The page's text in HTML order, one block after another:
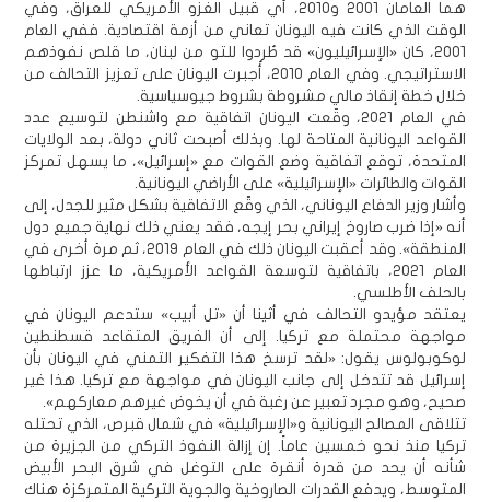
هما العامان 2001 و2010، أي قبيل الغزو الأمريكي للعراق، وفي
الوقت الذي كانت فيه اليونان تعاني من أزمة اقتصادية. ففي العام
2001، كان «الإسرائيليون» قد طُردوا للتو من لبنان، ما قلص نفوذهم
الاستراتيجي. وفي العام 2010، أُجبرت اليونان على تعزيز التحالف من
خلال خطة إنقاذ مالي مشروطة بشروط جيوسياسية.
في العام 2021، وقّعت اليونان اتفاقية مع واشنطن لتوسيع عدد
القواعد اليونانية المتاحة لها. وبذلك أصبحت ثاني دولة، بعد الولايات
المتحدة، توقع اتفاقية وضع القوات مع «إسرائيل»، ما يسهل تمركز
القوات والطائرات «الإسرائيلية» على الأراضي اليونانية.
وأشار وزير الدفاع اليوناني، الذي وقّع الاتفاقية بشكل مثير للجدل، إلى
أنه «إذا ضرب صاروخ إيراني بحر إيجه، فقد يعني ذلك نهاية جميع دول
المنطقة». وقد أعقبت اليونان ذلك في العام 2019، ثم مرة أخرى في
العام 2021، باتفاقية لتوسعة القواعد الأمريكية، ما عزز ارتباطها
بالحلف الأطلسي.
يعتقد مؤيدو التحالف في أثينا أن «تل أبيب» ستدعم اليونان في
مواجهة محتملة مع تركيا. إلى أن الفريق المتقاعد قسطنطين
لوكوبولوس يقول: «لقد ترسخ هذا التفكير التمني في اليونان بأن
إسرائيل قد تتدخل إلى جانب اليونان في مواجهة مع تركيا. هذا غير
صحيح، وهو مجرد تعبير عن رغبة في أن يخوض غيرهم معاركهم».
تتلاقى المصالح اليونانية و«الإسرائيلية» في شمال قبرص، الذي تحتله
تركيا منذ نحو خمسين عاماً. إن إزالة النفوذ التركي من الجزيرة من
شأنه أن يحد من قدرة أنقرة على التوغل في شرق البحر الأبيض
المتوسط، ويدفع القدرات الصاروخية والجوية التركية المتمركزة هناك